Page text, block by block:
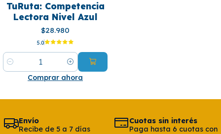
TuRuta: Competencia
Lectora Nivel Azul
$28.980
5.0
Cantidad
Comprar ahora
Envío
Recibe de 5 a 7 días
Cuotas sin interés
Paga hasta 6 cuotas con